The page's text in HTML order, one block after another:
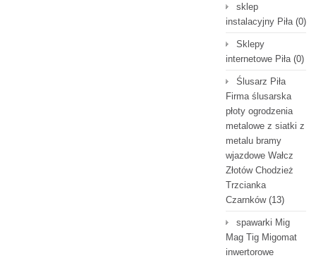
sklep
instalacyjny Piła(0)
Sklepy
internetowe Piła(0)
Ślusarz Piła
Firma ślusarska
płoty ogrodzenia
metalowe z siatki z
metalu bramy
wjazdowe Wałcz
Złotów Chodzież
Trzcianka
Czarnków(13)
spawarki Mig
Mag Tig Migomat
inwertorowe